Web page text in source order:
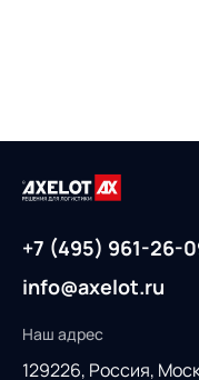
+7 (495) 961-26-
info@axelot.ru
Наш адрес
129226, Россия,